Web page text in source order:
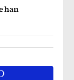
han